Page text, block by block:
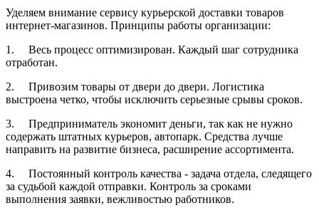
Уделяем внимание сервису курьерской доставки товаров
интернет-магазинов. Принципы работы организации:
1. Весь процесс оптимизирован. Каждый шаг сотрудника
отработан.
2. Привозим товары от двери до двери. Логистика
выстроена четко, чтобы исключить серьезные срывы сроков.
3. Предприниматель экономит деньги, так как не нужно
содержать штатных курьеров, автопарк. Средства лучше
направить на развитие бизнеса, расширение ассортимента.
4. Постоянный контроль качества - задача отдела, следящего
за судьбой каждой отправки. Контроль за сроками
выполнения заявки, вежливостью работников.